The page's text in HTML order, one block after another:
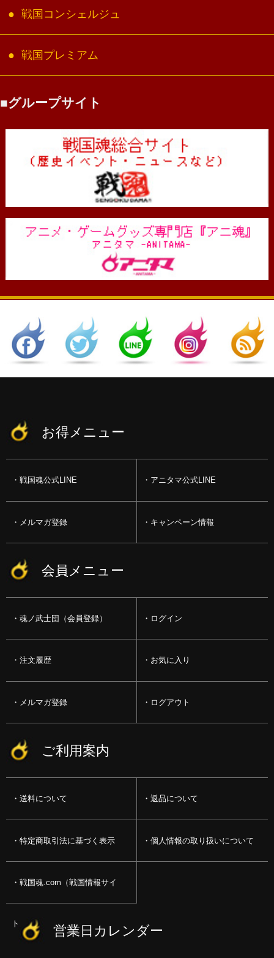
戦国コンシェルジュ
戦国プレミアム
グループサイト
お得メニュー
戦国魂公式LINE アニタマ公式LINE
メルマガ登録 キャンペーン情報
会員メニュー
魂ノ武士団（会員登録） ログイン
注文履歴 お気に入り
メルマガ登録 ログアウト
ご利用案内
送料について 返品について
特定商取引法に基づく表示 個人情報の取り扱いについて
戦国魂.com（戦国情報サイ
ト） 営業日カレンダー